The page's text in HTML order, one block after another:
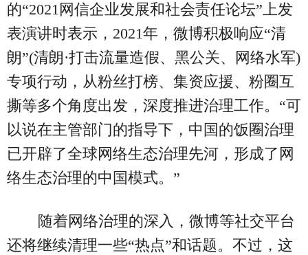
的“2021网信企业发展和社会责任论坛”上发
表演讲时表示，2021年，微博积极响应“清
朗”(清朗·打击流量造假、黑公关、网络水军)
专项行动，从粉丝打榜、集资应援、粉圈互
撕等多个角度出发，深度推进治理工作。“可
以说在主管部门的指导下，中国的饭圈治理
已开辟了全球网络生态治理先河，形成了网
络生态治理的中国模式。”
随着网络治理的深入，微博等社交平台
还将继续清理一些“热点”和话题。不过，这